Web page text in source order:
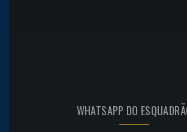
WHATSAPP DO